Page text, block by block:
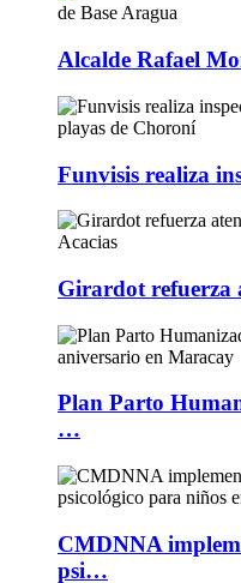
Alcalde Rafael
Funvisis realiza
Girardot refuerza
Plan Parto
…
CMDNNA
psi…